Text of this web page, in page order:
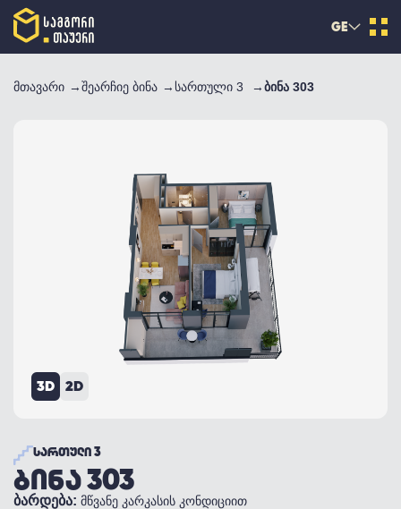
GE
მთავარი შეარჩიე ბინა სართული 3 ბინა 303
3D 2D
ᲡᲐᲠᲗᲣᲚᲘ 3
ᲑᲘᲜᲐ 303
ბარდება: მწვანე კარკასის კონდიციით